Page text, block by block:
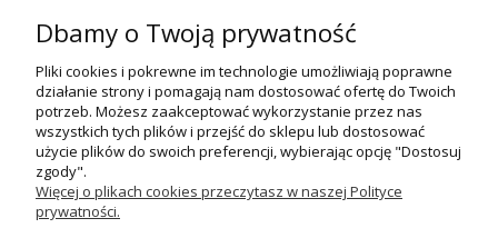
Widzew).
Godziny otwarcia:
pn-pt 9:00-17:00
+48 530 230 483
psokoty@psokoty.pl
Dbamy o Twoją prywatność
Pliki cookies i pokrewne im technologie umożliwiają poprawne
działanie strony i pomagają nam dostosować ofertę do Twoich
potrzeb. Możesz zaakceptować wykorzystanie przez nas
wszystkich tych plików i przejść do sklepu lub dostosować
użycie plików do swoich preferencji, wybierając opcję "Dostosuj
zgody".
Więcej o plikach cookies przeczytasz w naszej Polityce
prywatności.